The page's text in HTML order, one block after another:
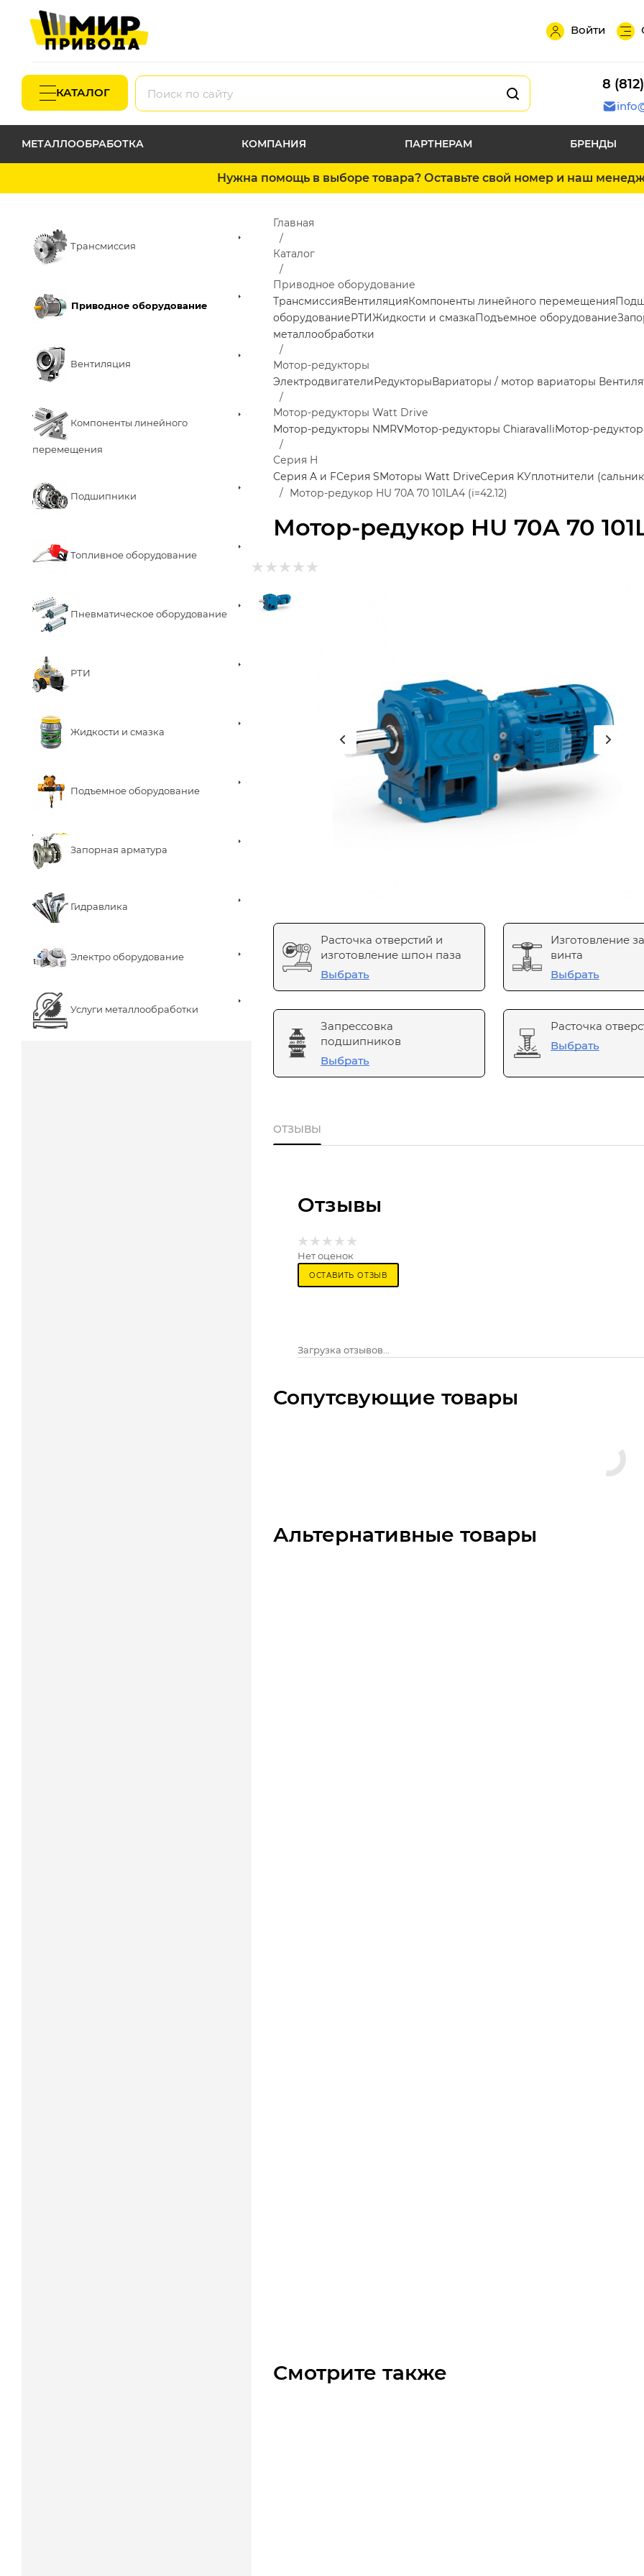
Войти
КАТАЛОГ
8
МЕТАЛЛООБРАБОТКА КОМПАНИЯ ПАРТНЕРАМ БРЕНДЫ
Нужна помощь в выборе товара? Оставьте свой номер и наш
Трансмиссия
Приводное оборудование
Вентиляция
Компоненты линейного
перемещения
Подшипники
Топливное оборудование
Пневматическое оборудование
РТИ
Жидкости и смазка
Подъемное оборудование
Запорная арматура
Гидравлика
Электро оборудование
Услуги металлообработки
Мотор-редукор HU 70A 70
Главная
Каталог
Приводное оборудование
ТрансмиссияВентиляцияКомпоненты линейного перемещения
оборудованиеРТИЖидкости и смазкаПодъемное оборудование
металлообработки
Мотор-редукторы
ЭлектродвигателиРедукторыВариаторы / мотор вариаторы
Мотор-редукторы Watt Drive
Мотор-редукторы NMRVМотор-редукторы ChiaravalliМотор-
Серия H
Серия A и FСерия SМоторы Watt DriveСерия KУплотнители
Мотор-редукор HU 70A 70 101LA4 (i=42.12)
Расточка отверстий и
изготовление шпон паза
Выбрать
Изготовление
винта
Выбрать
Запрессовка
подшипников
Выбрать
Расточка
Выбрать
ОТЗЫВЫ
Отзывы
Нет оценок
ОСТАВИТЬ ОТЗЫВ
Загрузка отзывов...
Сопутсвующие товары
Альтернативные товары
Смотрите также